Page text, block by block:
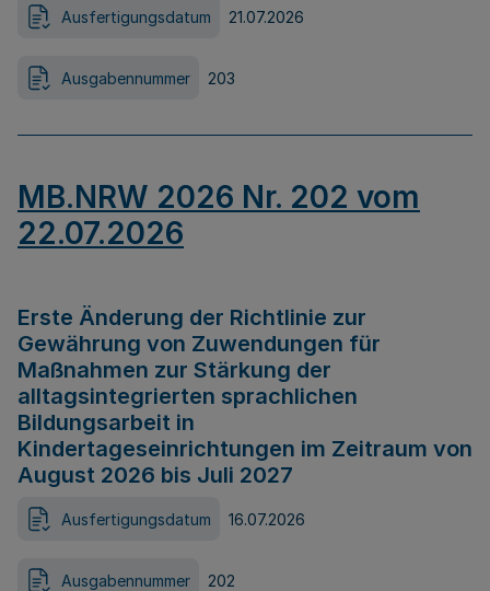
Ausfertigungsdatum 21.07.2026
Ausgabennummer 203
MB.NRW 2026 Nr. 202 vom
22.07.2026
Erste Änderung der Richtlinie zur
Gewährung von Zuwendungen für
Maßnahmen zur Stärkung der
alltagsintegrierten sprachlichen
Bildungsarbeit in
Kindertageseinrichtungen im Zeitraum von
August 2026 bis Juli 2027
Ausfertigungsdatum 16.07.2026
Ausgabennummer 202